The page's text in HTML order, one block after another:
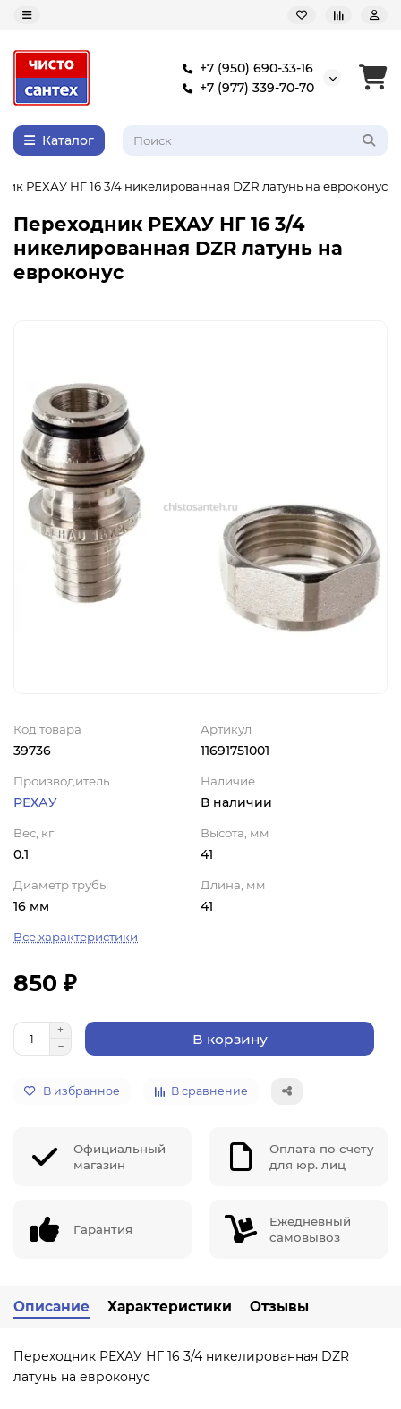
+7 (950) 690-33-16
+7 (977) 339-70-70
Каталог
РЕХАУ НГ 16 3/4 никелированная DZR латунь на евроконус
Переходник РЕХАУ НГ 16 3/4
никелированная DZR латунь на
евроконус
Код товара
39736
Артикул
11691751001
Производитель
РЕХАУ
Наличие
В наличии
Вес, кг
0.1
Высота, мм
41
Диаметр трубы
16 мм
Длина, мм
41
Все характеристики
850 ₽
В корзину
В избранное В сравнение
Официальный
магазин
Оплата по счету
для юр. лиц
Гарантия
Ежедневный
самовывоз
Описание Характеристики Отзывы
Переходник РЕХАУ НГ 16 3/4 никелированная DZR
латунь на евроконус